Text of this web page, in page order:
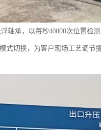
轴承，以每秒40000次位置检
切换，为客户现场工艺调节